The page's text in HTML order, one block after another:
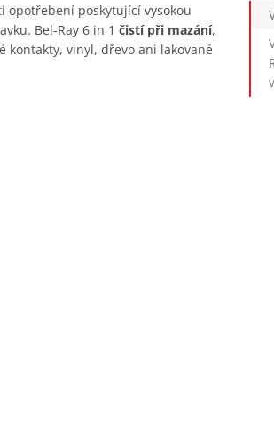
opotřebení poskytující vysokou
Bel-Ray 6 in 1 čistí při mazání,
kontakty, vinyl, dřevo ani lakované